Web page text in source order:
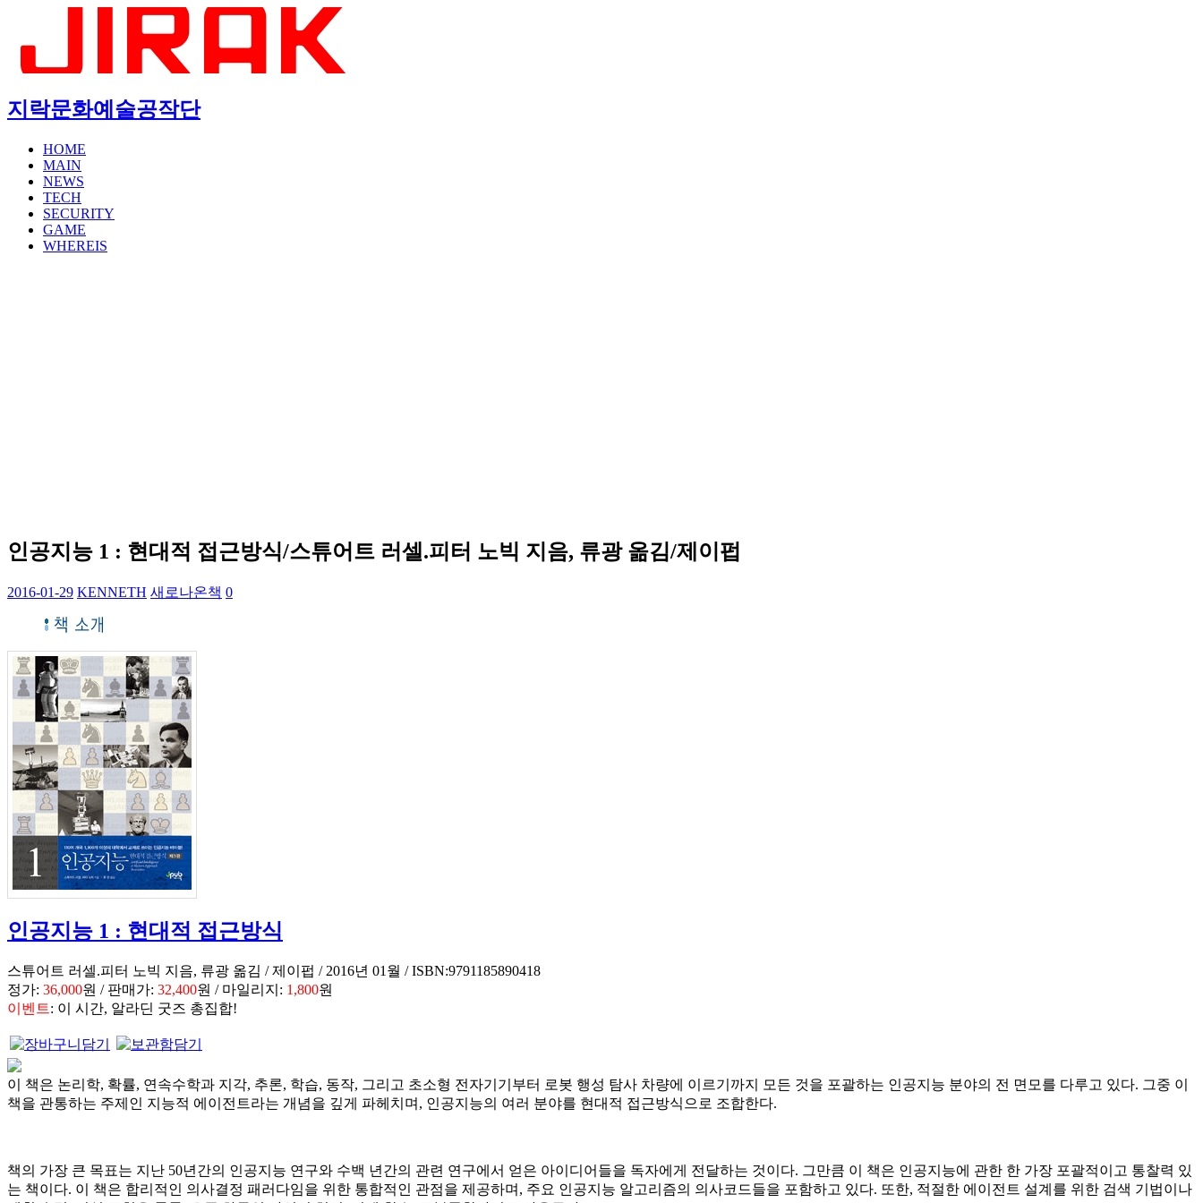
지락문화예술공작단
HOME
MAIN
NEWS
TECH
SECURITY
GAME
WHEREIS
인공지능 1 : 현대적 접근방식/스튜어트 러셀.피터 노빅 지음, 류광 옮김/제이펍
2016-01-29 KENNETH 새로나온책 0
인공지능 1 : 현대적 접근방식
스튜어트 러셀.피터 노빅 지음, 류광 옮김 / 제이펍 / 2016년 01월 / ISBN:9791185890418
정가: 36,000원 / 판매가: 32,400원 / 마일리지: 1,800원
이벤트: 이 시간, 알라딘 굿즈 총집합!
이 책은 논리학, 확률, 연속수학과 지각, 추론, 학습, 동작, 그리고 초소형 전자기기부터 로봇 행성 탐사 차량에 이르기까지 모든 것을 포괄하는 인공지능 분야의 전 면모를 다루고 있다. 그중 이
책을 관통하는 주제인 지능적 에이전트라는 개념을 깊게 파헤치며, 인공지능의 여러 분야를 현대적 접근방식으로 조합한다.
책의 가장 큰 목표는 지난 50년간의 인공지능 연구와 수백 년간의 관련 연구에서 얻은 아이디어들을 독자에게 전달하는 것이다. 그만큼 이 책은 인공지능에 관한 한 가장 포괄적이고 통찰력 있
는 책이다. 이 책은 합리적인 의사결정 패러다임을 위한 통합적인 관점을 제공하며, 주요 인공지능 알고리즘의 의사코드들을 포함하고 있다. 또한, 적절한 에이전트 설계를 위한 검색 기법이나